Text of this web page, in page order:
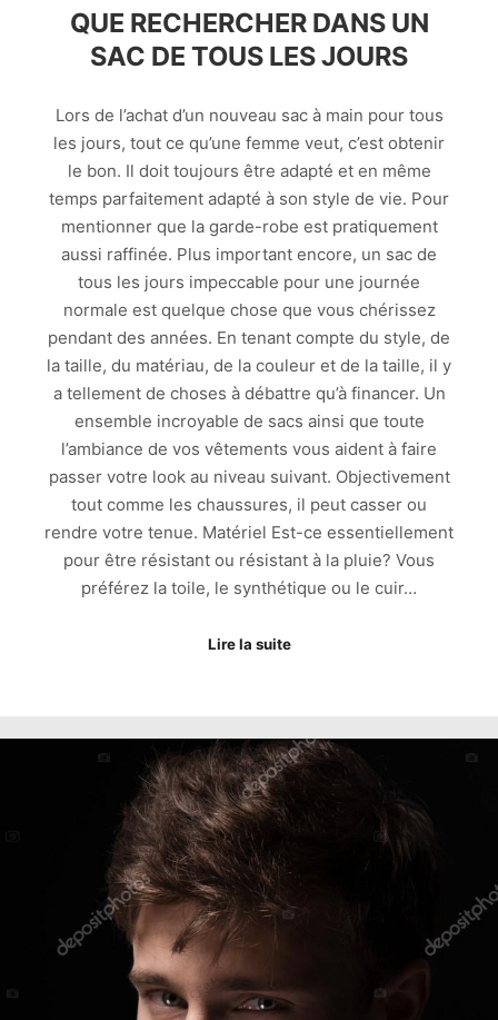
QUE RECHERCHER DANS UN
SAC DE TOUS LES JOURS
Lors de l’achat d’un nouveau sac à main pour tous
les jours, tout ce qu’une femme veut, c’est obtenir
le bon. Il doit toujours être adapté et en même
temps parfaitement adapté à son style de vie. Pour
mentionner que la garde-robe est pratiquement
aussi raffinée. Plus important encore, un sac de
tous les jours impeccable pour une journée
normale est quelque chose que vous chérissez
pendant des années. En tenant compte du style, de
la taille, du matériau, de la couleur et de la taille, il y
a tellement de choses à débattre qu’à financer. Un
ensemble incroyable de sacs ainsi que toute
l’ambiance de vos vêtements vous aident à faire
passer votre look au niveau suivant. Objectivement
tout comme les chaussures, il peut casser ou
rendre votre tenue. Matériel Est-ce essentiellement
pour être résistant ou résistant à la pluie? Vous
préférez la toile, le synthétique ou le cuir…
Lire la suite